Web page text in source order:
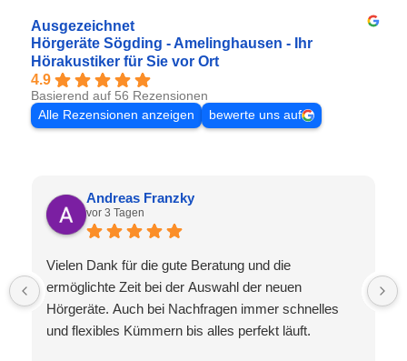
Ausgezeichnet
Hörgeräte Sögding - Amelinghausen - Ihr
Hörakustiker für Sie vor Ort
4.9
Basierend auf 56 Rezensionen
Alle Rezensionen anzeigen
bewerte uns auf
Andreas Franzky
vor 3 Tagen
Vielen Dank für die gute Beratung und die
ermöglichte Zeit bei der Auswahl der neuen
Hörgeräte. Auch bei Nachfragen immer schnelles
und flexibles Kümmern bis alles perfekt läuft.